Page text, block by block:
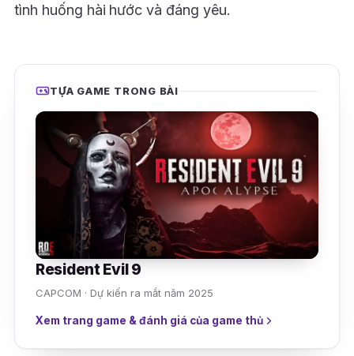
tình huống hài hước và đáng yêu.
TỰA GAME TRONG BÀI
Resident Evil 9
CAPCOM · Dự kiến ra mắt năm 2025
Xem trang game & đánh giá của game thủ